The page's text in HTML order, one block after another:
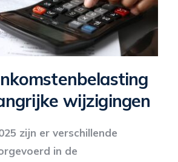
wijzigingen
zijn er verschillende
in de